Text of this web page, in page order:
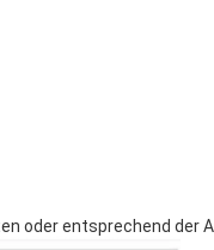
oder entsprechend der